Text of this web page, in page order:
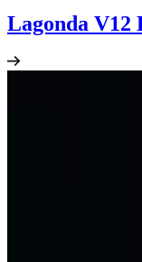
Lagonda V12